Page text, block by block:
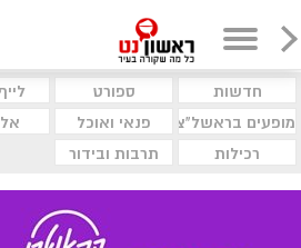
חדשות ספורט
מופעים בראשל"צ
פנאי ואוכל
רכילות
תרבות ובידור